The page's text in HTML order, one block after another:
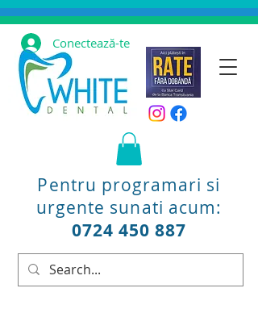
Pentru programari si
urgente sunati acum:
0724 450 887
Conectează-te